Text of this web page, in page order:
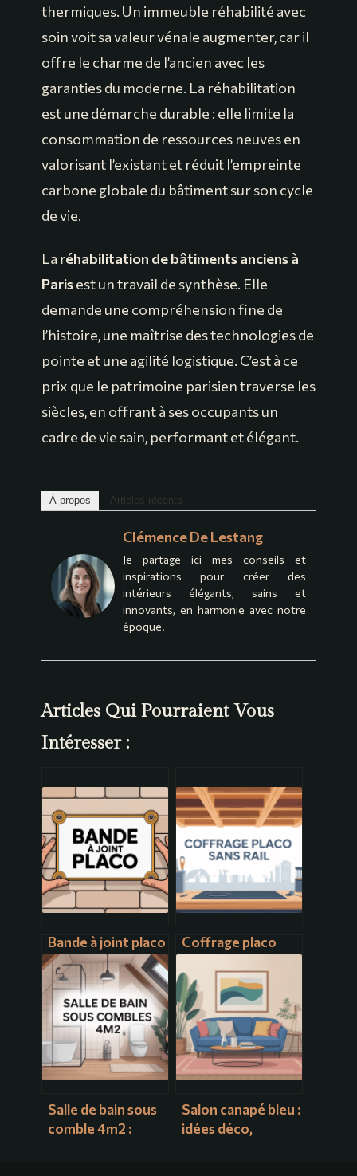
thermiques. Un immeuble réhabilité avec
soin voit sa valeur vénale augmenter, car il
offre le charme de l’ancien avec les
garanties du moderne. La réhabilitation
est une démarche durable : elle limite la
consommation de ressources neuves en
valorisant l’existant et réduit l’empreinte
carbone globale du bâtiment sur son cycle
de vie.
La réhabilitation de bâtiments anciens à
Parisest un travail de synthèse. Elle
demande une compréhension fine de
l’histoire, une maîtrise des technologies de
pointe et une agilité logistique. C’est à ce
prix que le patrimoine parisien traverse les
siècles, en offrant à ses occupants un
cadre de vie sain, performant et élégant.
À propos Articles récents
Clémence De Lestang
Je partage ici mes conseils et
inspirations pour créer des
intérieurs élégants, sains et
innovants, en harmonie avec notre
époque.
Articles Qui Pourraient Vous
Intéresser :
Bande à joint placo
: conseils
essentiels pour
des joints invisibles
Coffrage placo
sans rail :
méthodes simples
et astuces de pro
Salle de bain sous
comble 4m2 :
optimiser chaque
Salon canapé bleu :
idées déco,
couleurs et styles